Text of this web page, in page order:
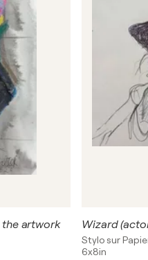
the artwork Wizard
Stylo sur
6x8in